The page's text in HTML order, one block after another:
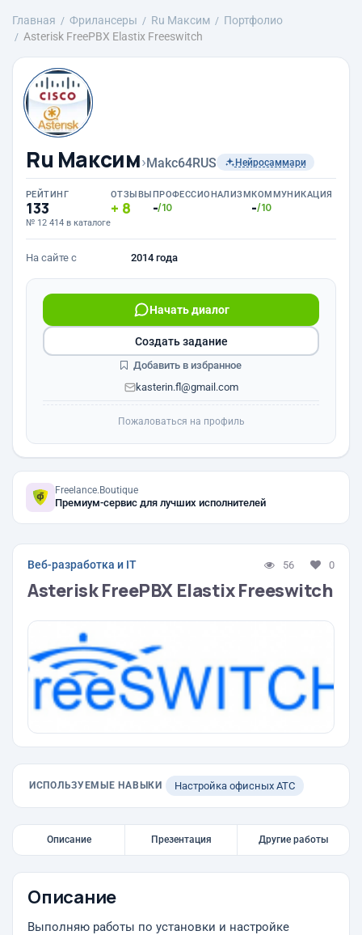
Главная Фрилансеры Ru Максим
Портфолио
Asterisk FreePBX Elastix Freeswitch
Ru Максим›Makc64RUS Нейросаммари
РЕЙТИНГ
133
№ 12 414 в каталоге
ОТЗЫВЫ
8
ПРОФЕССИОНАЛИЗМ
-/10
КОММУНИКАЦИЯ
-/10
На сайте с 2014 года
Начать диалог
kasterin.fl@gmail.com
Создать задание
Добавить в избранное
Пожаловаться на профиль
Freelance.Boutique
Премиум-сервис для лучших исполнителей
Веб-разработка и IT 56 0
Asterisk FreePBX Elastix Freeswitch
ИСПОЛЬЗУЕМЫЕ НАВЫКИ Настройка офисных АТС
Описание Презентация Другие работы
Описание
Выполняю работы по установки и настройке